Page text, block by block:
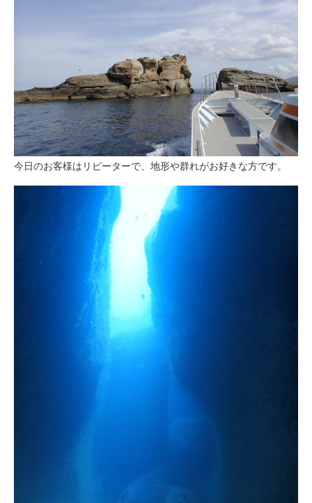
今日のお客様はリピーターで、地形や群れがお好きな方です。